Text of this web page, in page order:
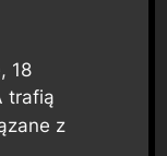
18
trafią
z